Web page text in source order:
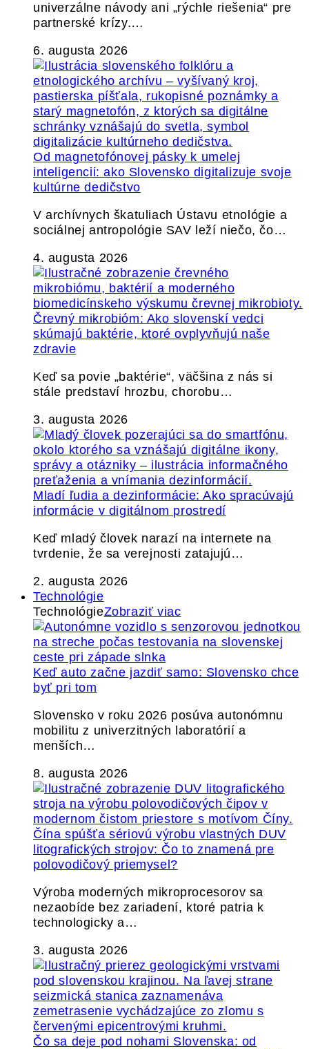
univerzálne návody ani „rýchle riešenia“ pre
partnerské krízy.…
6. augusta 2026
Od magnetofónovej pásky k umelej
inteligencii: ako Slovensko digitalizuje svoje
kultúrne dedičstvo
V archívnych škatuliach Ústavu etnológie a
sociálnej antropológie SAV leží niečo, čo…
4. augusta 2026
Črevný mikrobióm: Ako slovenskí vedci
skúmajú baktérie, ktoré ovplyvňujú naše
zdravie
Keď sa povie „baktérie“, väčšina z nás si
stále predstaví hrozbu, chorobu…
3. augusta 2026
Mladí ľudia a dezinformácie: Ako spracúvajú
informácie v digitálnom prostredí
Keď mladý človek narazí na internete na
tvrdenie, že sa verejnosti zatajujú…
2. augusta 2026
Technológie
TechnológieZobraziť viac
Keď auto začne jazdiť samo: Slovensko chce
byť pri tom
Slovensko v roku 2026 posúva autonómnu
mobilitu z univerzitných laboratórií a
menších…
8. augusta 2026
Čína spúšťa sériovú výrobu vlastných DUV
litografických strojov: Čo to znamená pre
polovodičový priemysel?
Výroba moderných mikroprocesorov sa
nezaobíde bez zariadení, ktoré patria k
technologicky a…
3. augusta 2026
Čo sa deje pod nohami Slovenska: od